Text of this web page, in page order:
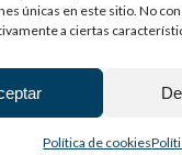
únicas en este sitio. No
a ciertas
Política de cookies